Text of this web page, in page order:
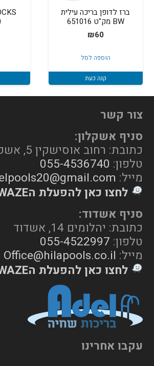
ברז לדופן בריכה עילית
BW מק"ט 651016
₪60
הוספה לסל
קנה כעת
צור קשר
סניף אשקלון:
כתובת: רחוב אוסישקין 5, אשקלון
טלפון: 055-4536740
מייל:
לחצו כאן להפעלת הWAZE
סניף אשדוד:
כתובת: יהלומים 14, אשדוד
טלפון: 055-4522997
מייל: Office@hilapools.co.il
לחצו כאן להפעלת הWAZE
עקבו אחרינו